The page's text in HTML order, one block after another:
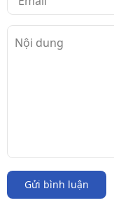
Gửi bình luận